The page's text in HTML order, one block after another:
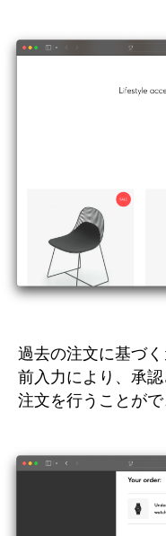
過去の注文に基づ
前入力により、承
注文を行うことがで